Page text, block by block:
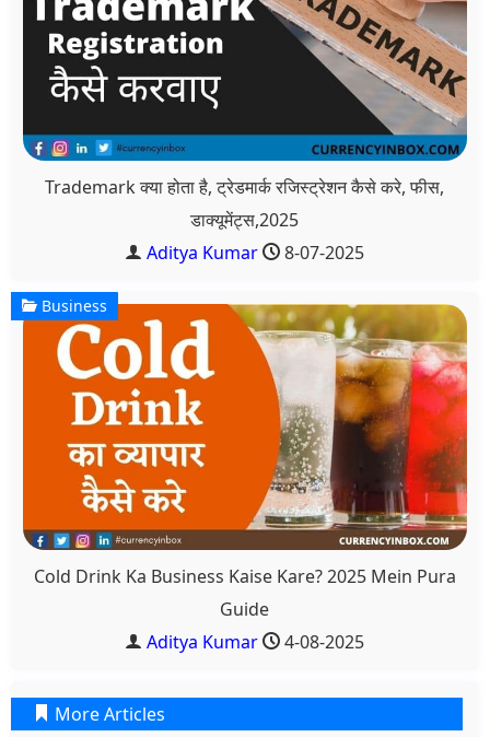
Trademark क्या होता है, ट्रेडमार्क रजिस्ट्रेशन कैसे करे, फीस,
डाक्यूमेंट्स,2025
Aditya Kumar
8-07-2025
Cold Drink Ka Business Kaise Kare? 2025 Mein Pura
Guide
Aditya Kumar
4-08-2025
Business
More Articles